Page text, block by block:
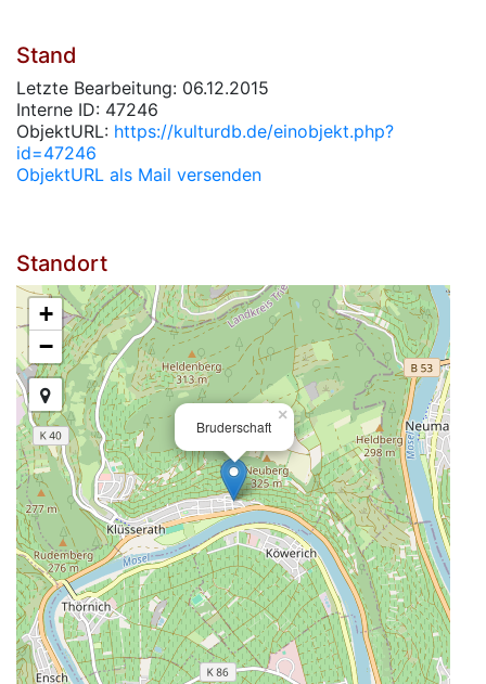
Stand
Letzte Bearbeitung: 06.12.2015
Interne ID: 47246
ObjektURL: https://kulturdb.de/einobjekt.php?
id=47246
ObjektURL als Mail versenden
Standort
Bruderschaft
×
+
−